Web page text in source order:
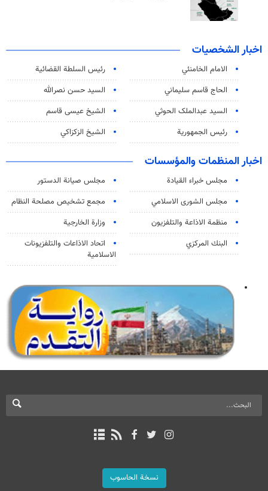
اخبار الشخصيات
الامام الخامنئي
رئیس السلطة القضائیة
الحاج قاسم سليماني
السيد حسن نصرالله
السید عبدالملک الحوثي
الشيخ عيسى قاسم
رئيس الجمهورية
الشيخ الزكزاكي
اخبار المنظمات والمؤسسات
مجلس خبراء القيادة
مجلس صيانة الدستور
مجلس الشورى الاسلامي
مجمع تشخيص مصلحة النظام
منظمة الاذاعة والتلفزیون
وزارة الخارجية
البنك المركزي
اتحاد الاذاعات والتلفزيونات
الاسلامية
نسخة الحاسوب